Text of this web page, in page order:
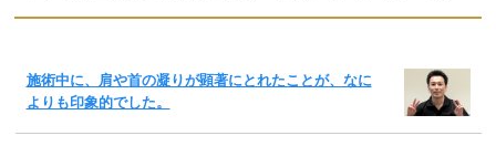
施術中に、肩や首の凝りが顕著にとれたことが、なに
よりも印象的でした。